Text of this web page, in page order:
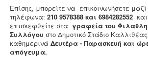
Επίσης, μπορείτε να επικοινωνήσετε
τηλέφωνα: 210 9578388 και 6984282552 και
επισκεφθείτε στα γραφεία του
Συλλόγου στο Δημοτικό Στάδιο
καθημερινά Δευτέρα - Παρασκευή και
απόγευμα.